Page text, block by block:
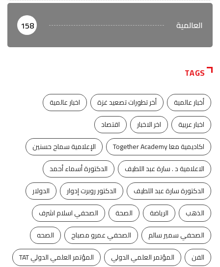
العالمية 158
TAGS
أخبار عالمية أخر تطورات تصعيد غزة
اخبار عالمية
اخبار عربية
اخر الاخبار
اقتصاد
اكاديمية معا Together Academy
الإعلامية سماح حسنين
الاعلامية د . سارة عبد اللطيف
الدكتورة أسماء أحمد
الدكتورة سارة عبد اللطيف
الدكتور روبرت إدوار
الدولار
الذهب
الرياضة الصحة
الصحفي اسلام اشرف
الصحفي سمير سالم
الصحفي عمرو مصباح
الصحه
الفن
المؤتمر العلمي الدولي المؤتمر العلمي الدولي TAT